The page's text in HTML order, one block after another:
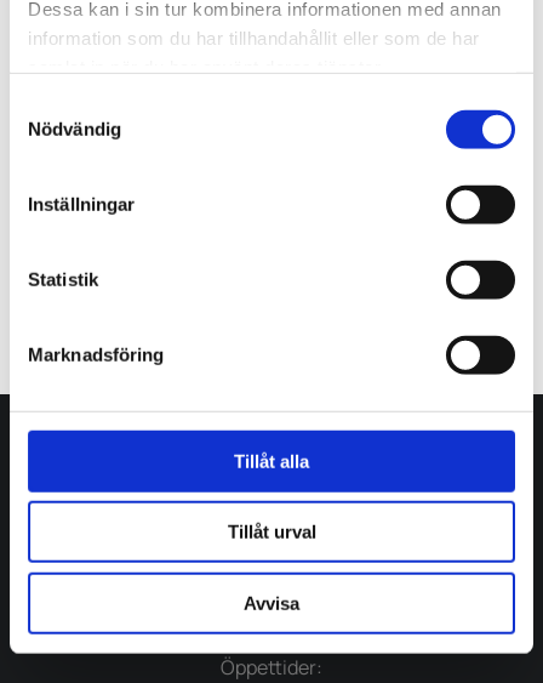
Dessa kan i sin tur kombinera informationen med annan
information som du har tillhandahållit eller som de har
Nödvändig
Inställningar
Statistik
Marknadsföring
Tillåt alla
Tillåt urval
Avvisa
Org.nr: 556497-5224
Öppettider: